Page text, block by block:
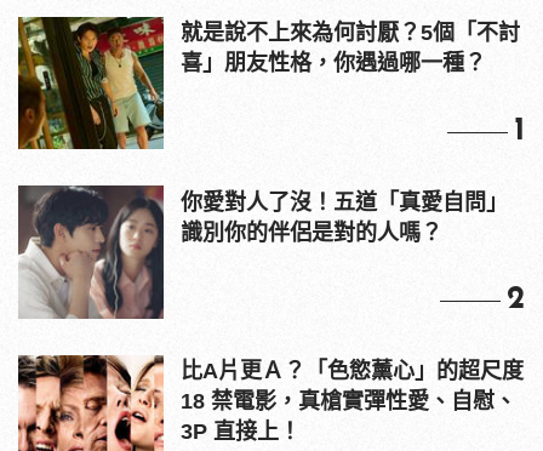
就是說不上來為何討厭？5個「不討
喜」朋友性格，你遇過哪一種？
1
你愛對人了沒！五道「真愛自問」
識別你的伴侶是對的人嗎？
2
比A片更Ａ？「色慾薰心」的超尺度
18 禁電影，真槍實彈性愛、自慰、
3P 直接上！